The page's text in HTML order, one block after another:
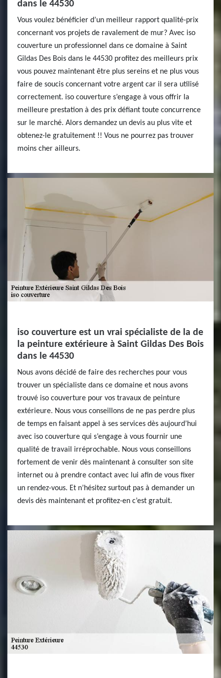
dans le 44530
Vous voulez bénéficier d’un meilleur rapport qualité-prix
concernant vos projets de ravalement de mur? Avec iso
couverture un professionnel dans ce domaine à Saint
Gildas Des Bois dans le 44530 profitez des meilleurs prix
vous pouvez maintenant être plus sereins et ne plus vous
faire de soucis concernant votre argent car il sera utilisé
correctement. iso couverture s’engage à vous offrir la
meilleure prestation à des prix défiant toute concurrence
sur le marché. Alors demandez un devis au plus vite et
obtenez-le gratuitement !! Vous ne pourrez pas trouver
moins cher ailleurs.
iso couverture est un vrai spécialiste de la de
la peinture extérieure à Saint Gildas Des Bois
dans le 44530
Nous avons décidé de faire des recherches pour vous
trouver un spécialiste dans ce domaine et nous avons
trouvé iso couverture pour vos travaux de peinture
extérieure. Nous vous conseillons de ne pas perdre plus
de temps en faisant appel à ses services dès aujourd’hui
avec iso couverture qui s’engage à vous fournir une
qualité de travail irréprochable. Nous vous conseillons
fortement de venir dès maintenant à consulter son site
internet ou à prendre contact avec lui afin de vous fixer
un rendez-vous. Et n’hésitez surtout pas à demander un
devis dès maintenant et profitez-en c’est gratuit.